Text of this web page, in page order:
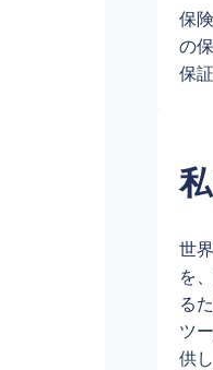
保
の
保
世
を
る
ツ
供